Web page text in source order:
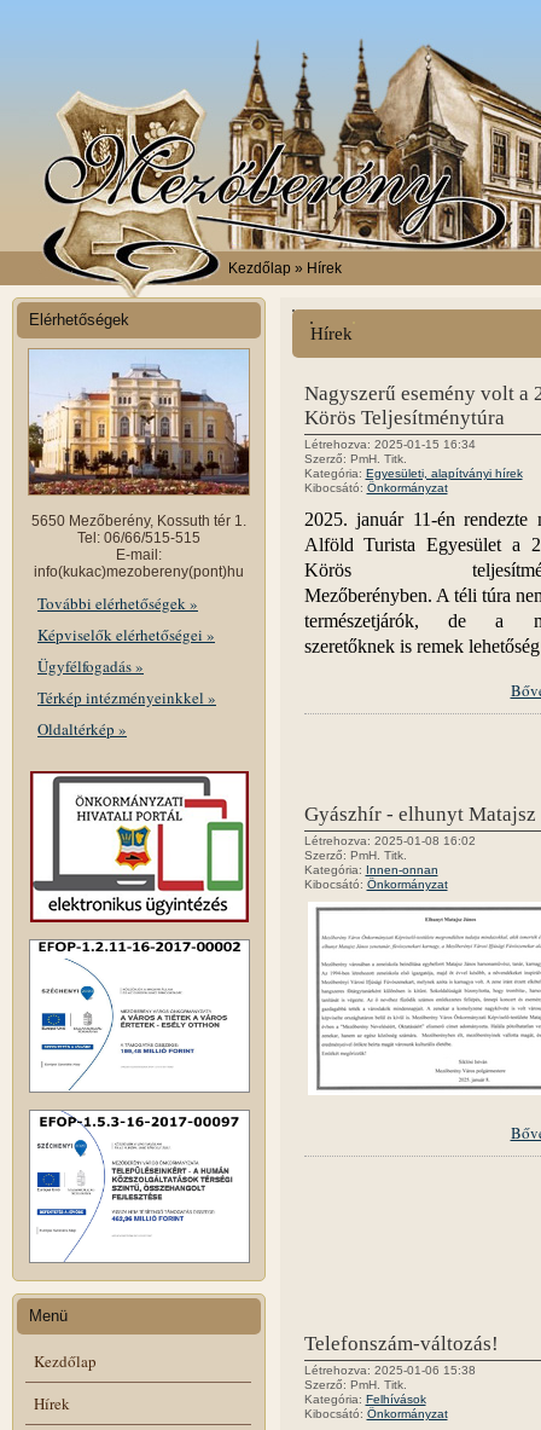
Kezdőlap » Hírek
Elérhetőségek
5650 Mezőberény, Kossuth tér 1.
Tel: 06/66/515-515
E-mail:
info(kukac)mezobereny(pont)hu
További elérhetőségek »
Képviselők elérhetőségei »
Ügyfélfogadás »
Térkép intézményeinkkel »
Oldaltérkép »
Menü
Kezdőlap
Hírek
Hírek
Nagyszerű esemény volt a
Körös Teljesítménytúra
Létrehozva: 2025-01-15 16:34
Szerző: PmH. Titk.
Kategória: Egyesületi, alapítványi hírek
Kibocsátó: Önkormányzat
2025. január 11-én rendezte
Alföld Turista Egyesület a
Körös
Mezőberényben. A téli túra
természetjárók, de a
szeretőknek is remek
Gyászhír - elhunyt Matajsz
Létrehozva: 2025-01-08 16:02
Szerző: PmH. Titk.
Kategória: Innen-onnan
Kibocsátó: Önkormányzat
Telefonszám-változás!
Létrehozva: 2025-01-06 15:38
Szerző: PmH. Titk.
Kategória: Felhívások
Kibocsátó: Önkormányzat